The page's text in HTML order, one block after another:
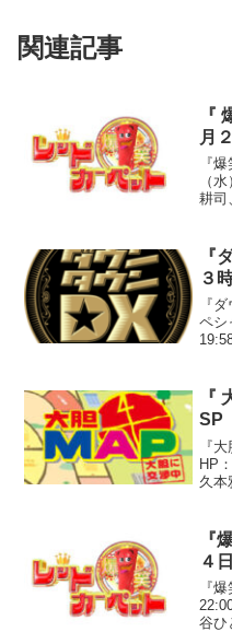
関連記事
『
月
『
（
耕司
さ
カ
『
３
『
ペシ
ア
『
SP
『
HP
久本
之
る
『
４日
『
谷ひ